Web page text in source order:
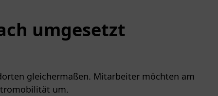
umgesetzt
gleichermaßen. Mitarbeiter möchten am
um.